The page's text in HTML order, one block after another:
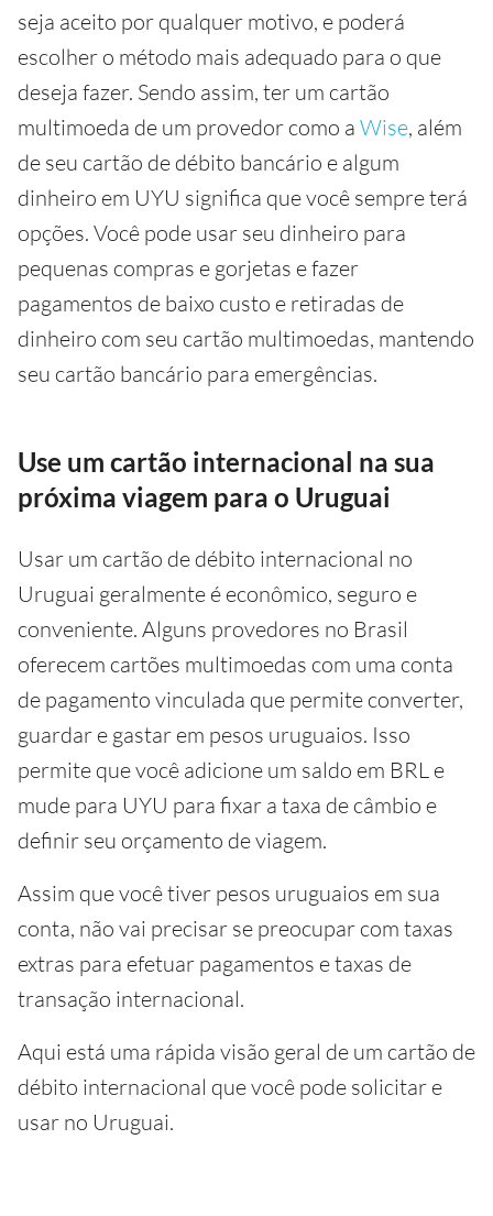
seja aceito por qualquer motivo, e poderá
escolher o método mais adequado para o que
deseja fazer. Sendo assim, ter um cartão
multimoeda de um provedor como a Wise, além
de seu cartão de débito bancário e algum
dinheiro em UYU significa que você sempre terá
opções. Você pode usar seu dinheiro para
pequenas compras e gorjetas e fazer
pagamentos de baixo custo e retiradas de
dinheiro com seu cartão multimoedas, mantendo
seu cartão bancário para emergências.
Use um cartão internacional na sua
próxima viagem para o Uruguai
Usar um cartão de débito internacional no
Uruguai geralmente é econômico, seguro e
conveniente. Alguns provedores no Brasil
oferecem cartões multimoedas com uma conta
de pagamento vinculada que permite converter,
guardar e gastar em pesos uruguaios. Isso
permite que você adicione um saldo em BRL e
mude para UYU para fixar a taxa de câmbio e
definir seu orçamento de viagem.
Assim que você tiver pesos uruguaios em sua
conta, não vai precisar se preocupar com taxas
extras para efetuar pagamentos e taxas de
transação internacional.
Aqui está uma rápida visão geral de um cartão de
débito internacional que você pode solicitar e
usar no Uruguai.